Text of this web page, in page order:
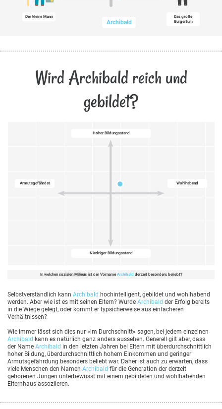
Der kleine Mann
Archibald
Das große
Bürgertum
Wird Archibald reich und
gebildet?
Hoher Bildungsstand
Wohlhabend
Niedriger Bildungsstand
Armutsgefährdet
In welchen sozialen Milieus ist der Vorname Archibald derzeit besonders beliebt?
Selbstverständlich kann Archibald hochintelligent, gebildet und wohlhabend
werden. Aber wie ist es mit seinen Eltern? Wurde Archibald der Erfolg bereits
in die Wiege gelegt, oder kommt er typsicherweise aus einfacheren
Verhältnissen?
Wie immer lässt sich dies nur »im Durchschnitt« sagen, bei jedem einzelnen
Archibald kann es natürlich ganz anders aussehen. Generell gilt aber, dass
der Name Archibald in den letzten Jahren bei Eltern mit überdurchschnittlich
hoher Bildung, überdurchschnittlich hohem Einkommen und geringer
Armutsgefährdung besonders beliebt war. Daher ist auch zu erwarten, dass
viele Menschen den Namen Archibald für die Generation der derzeit
geborenen Jungen unterbewusst mit einem gebildeten und wohlhabenden
Elternhaus assoziieren.